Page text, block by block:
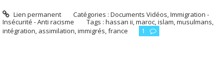
Lien permanent Catégories :Documents Vidéos,Immigration -
Insécurité - Anti racisme
Tags : hassan ii,maroc,islam,musulmans,
intégration, assimilation,immigrés,france 1